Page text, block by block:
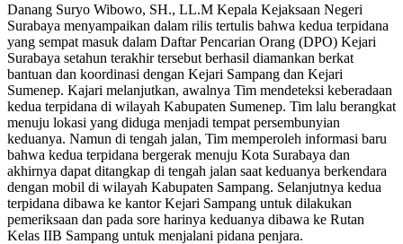
Danang Suryo Wibowo, SH., LL.M Kepala Kejaksaan Negeri
Surabaya menyampaikan dalam rilis tertulis bahwa kedua terpidana
yang sempat masuk dalam Daftar Pencarian Orang (DPO) Kejari
Surabaya setahun terakhir tersebut berhasil diamankan berkat
bantuan dan koordinasi dengan Kejari Sampang dan Kejari
Sumenep. Kajari melanjutkan, awalnya Tim mendeteksi keberadaan
kedua terpidana di wilayah Kabupaten Sumenep. Tim lalu berangkat
menuju lokasi yang diduga menjadi tempat persembunyian
keduanya. Namun di tengah jalan, Tim memperoleh informasi baru
bahwa kedua terpidana bergerak menuju Kota Surabaya dan
akhirnya dapat ditangkap di tengah jalan saat keduanya berkendara
dengan mobil di wilayah Kabupaten Sampang. Selanjutnya kedua
terpidana dibawa ke kantor Kejari Sampang untuk dilakukan
pemeriksaan dan pada sore harinya keduanya dibawa ke Rutan
Kelas IIB Sampang untuk menjalani pidana penjara.